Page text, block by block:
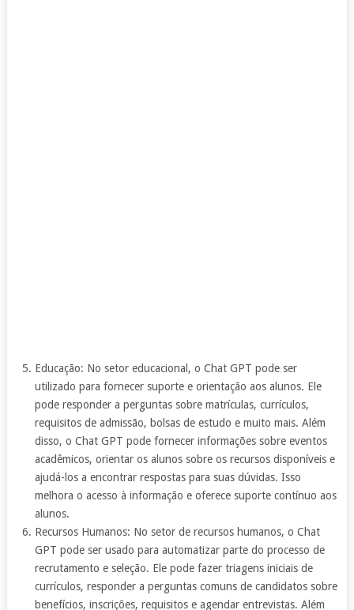
Educação: No setor educacional, o Chat GPT pode ser
utilizado para fornecer suporte e orientação aos alunos. Ele
pode responder a perguntas sobre matrículas, currículos,
requisitos de admissão, bolsas de estudo e muito mais. Além
disso, o Chat GPT pode fornecer informações sobre eventos
acadêmicos, orientar os alunos sobre os recursos disponíveis e
ajudá-los a encontrar respostas para suas dúvidas. Isso
melhora o acesso à informação e oferece suporte contínuo aos
alunos.
Recursos Humanos: No setor de recursos humanos, o Chat
GPT pode ser usado para automatizar parte do processo de
recrutamento e seleção. Ele pode fazer triagens iniciais de
currículos, responder a perguntas comuns de candidatos sobre
benefícios, inscrições, requisitos e agendar entrevistas. Além